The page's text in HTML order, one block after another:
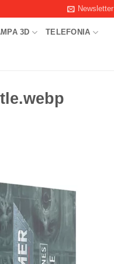
Newsletter
3D TELEFONIA